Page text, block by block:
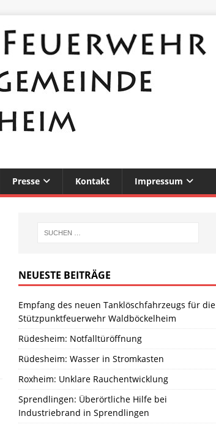
Presse Kontakt Impressum
NEUESTE BEITRÄGE
Empfang des neuen Tanklöschfahrzeugs für die
Stützpunktfeuerwehr Waldböckelheim
Rüdesheim: Notfalltüröffnung
Rüdesheim: Wasser in Stromkasten
Roxheim: Unklare Rauchentwicklung
Sprendlingen: Überörtliche Hilfe bei
Industriebrand in Sprendlingen